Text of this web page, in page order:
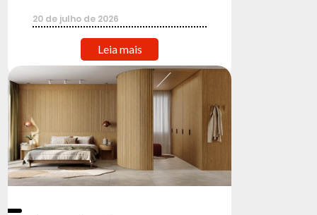
20 de julho de 2026
Leia mais